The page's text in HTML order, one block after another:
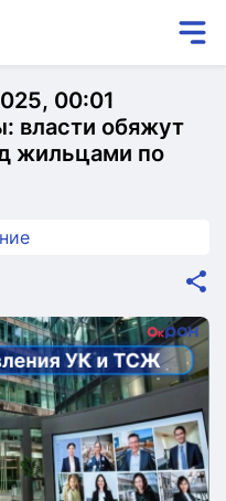
00:01
власти обяжут
жильцами по